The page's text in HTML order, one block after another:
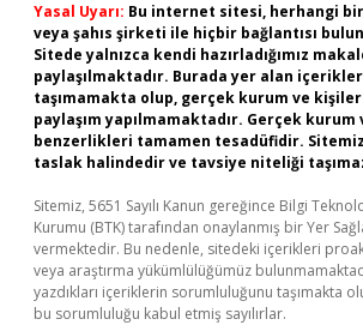
Yasal Uyarı: Bu internet sitesi, herhangi
veya şahıs şirketi ile hiçbir bağlantısı
Sitede yalnızca kendi hazırladığımız
paylaşılmaktadır. Burada yer alan
taşımamakta olup, gerçek kurum ve kişiler
paylaşım yapılmamaktadır. Gerçek
benzerlikleri tamamen tesadüfidir.
taslak halindedir ve tavsiye niteliği
Sitemiz, 5651 Sayılı Kanun gereğince Bilgi
Kurumu (BTK) tarafından onaylanmış bir Yer
vermektedir. Bu nedenle, sitedeki içerikleri
veya araştırma yükümlülüğümüz
yazdıkları içeriklerin sorumluluğunu taşımakta
bu sorumluluğu kabul etmiş sayılırlar.